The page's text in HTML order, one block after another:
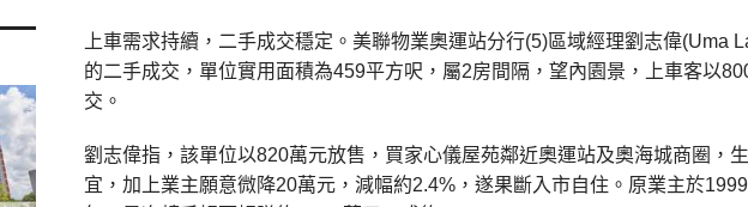
上車需求持續，二手成交穩定。美聯物業奧運站分行(5)區域經理劉志偉(Uma
的二手成交，單位實用面積為459平方呎，屬2房間隔，望內園景，上車客以
交。
劉志偉指，該單位以820萬元放售，買家心儀屋苑鄰近奧運站及奧海城商圈，
宜，加上業主願意微降20萬元，減幅約2.4%，遂果斷入市自住。原業主於